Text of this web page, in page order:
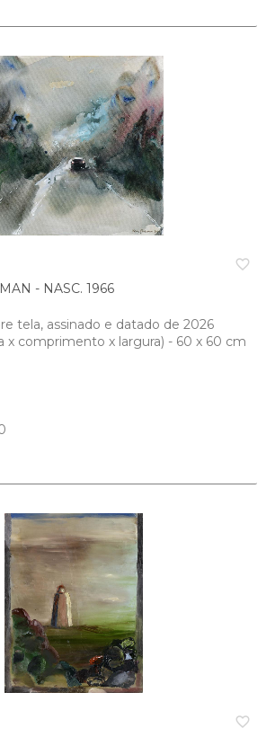
favorite_border
- NASC. 1966
tela, assinado e datado de 2026
x comprimento x largura) - 60 x 60 cm
favorite_border